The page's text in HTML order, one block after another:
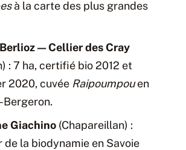
à la carte des plus grandes
— Cellier des Cray
: 7 ha, certifié bio 2012 et
2020, cuvée Raipoumpouen
Bergeron.
Giachino (Chapareillan) :
de la biodynamie en Savoie